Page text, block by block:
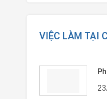
VIỆC LÀM TẠI